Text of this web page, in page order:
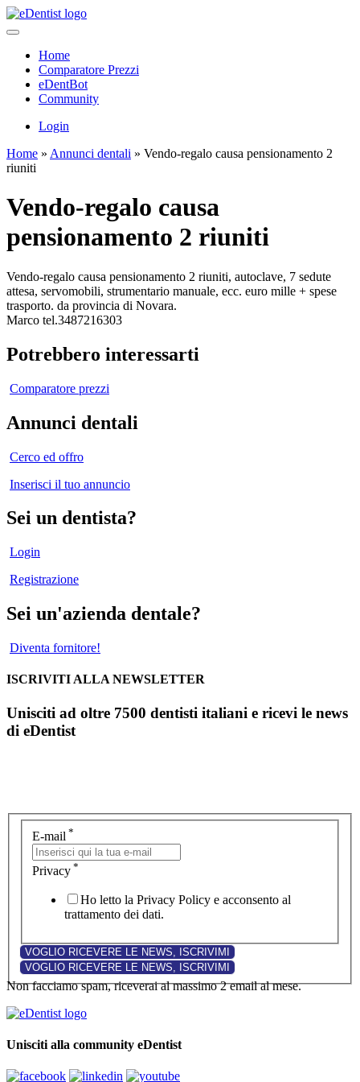
Home
Comparatore Prezzi
eDentBot
Community
Login
Home » Annunci dentali » Vendo-regalo causa pensionamento 2
riuniti
Vendo-regalo causa
pensionamento 2 riuniti
Vendo-regalo causa pensionamento 2 riuniti, autoclave, 7 sedute
attesa, servomobili, strumentario manuale, ecc. euro mille + spese
trasporto. da provincia di Novara.
Marco tel.3487216303
Potrebbero interessarti
Comparatore prezzi
Annunci dentali
Cerco ed offro
Inserisci il tuo annuncio
Sei un dentista?
Login
Registrazione
Sei un'azienda dentale?
Diventa fornitore!
ISCRIVITI ALLA NEWSLETTER
Unisciti ad oltre 7500 dentisti italiani e ricevi le news
di eDentist
E-mail *
Privacy *
Ho letto la Privacy Policy e acconsento al
trattamento dei dati.
Non facciamo spam, riceverai al massimo 2 email al mese.
Unisciti alla community eDentist